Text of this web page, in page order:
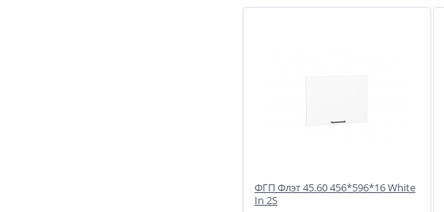
ФГП Флэт 45.60 456*596*16 White
In 2S